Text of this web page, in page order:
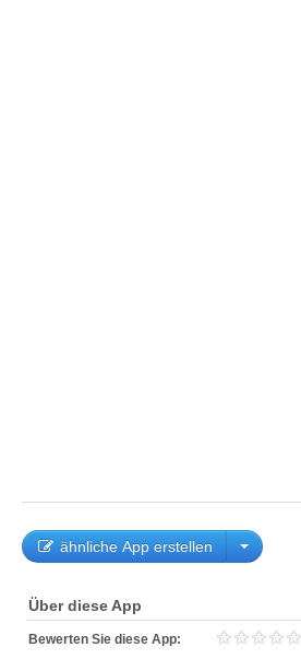
ähnliche App erstellen
Über diese App
Bewerten Sie diese App: